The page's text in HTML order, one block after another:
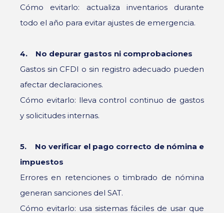
Cómo evitarlo: actualiza inventarios durante
todo el año para evitar ajustes de emergencia.
4. No depurar gastos ni comprobaciones
Gastos sin CFDI o sin registro adecuado pueden
afectar declaraciones.
Cómo evitarlo: lleva control continuo de gastos
y solicitudes internas.
5. No verificar el pago correcto de nómina e
impuestos
Errores en retenciones o timbrado de nómina
generan sanciones del SAT.
Cómo evitarlo: usa sistemas fáciles de usar que